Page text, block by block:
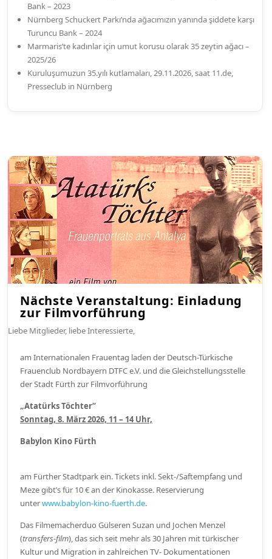
Bank – 2023
Nürnberg Schuckert Parkı’nda ağacımızın yanında şiddete karşı
Turuncu Bank – 2024
Marmaris’te kadınlar için umut korusu olarak 35 zeytin ağacı –
2025/26
Kuruluşumuzun 35.yılı kutlamaları, 29.11.2026, saat 11.de,
Presseclub in Nürnberg
Nächste Veranstaltung: Einladung
zur Filmvorführung
Liebe Mitglieder, liebe Interessierte,
am Internationalen Frauentag laden der Deutsch-Türkische
Frauenclub Nordbayern DTFC e.V. und die Gleichstellungsstelle
der Stadt Fürth zur Filmvorführung
„Atatürks Töchter“
Sonntag, 8. März 2026, 11 – 14 Uhr,
Babylon Kino Fürth
am Fürther Stadtpark ein. Tickets inkl. Sekt-/Saftempfang und
Meze gibt’s für 10 € an der Kinokasse. Reservierung
unterwww.babylon-kino-fuerth.de.
Das Filmemacherduo Gülseren Suzan und Jochen Menzel
(transfers-film), das sich seit mehr als 30 Jahren mit türkischer
Kultur und Migration in zahlreichen TV- Dokumentationen